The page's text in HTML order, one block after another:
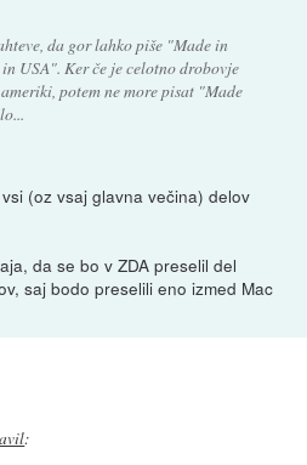
da gor lahko piše "Made in
USA". Ker če je celotno drobovje
potem ne more pisat "Made
(oz vsaj glavna večina) delov
da se bo v ZDA preselil del
saj bodo preselili eno izmed Mac
: